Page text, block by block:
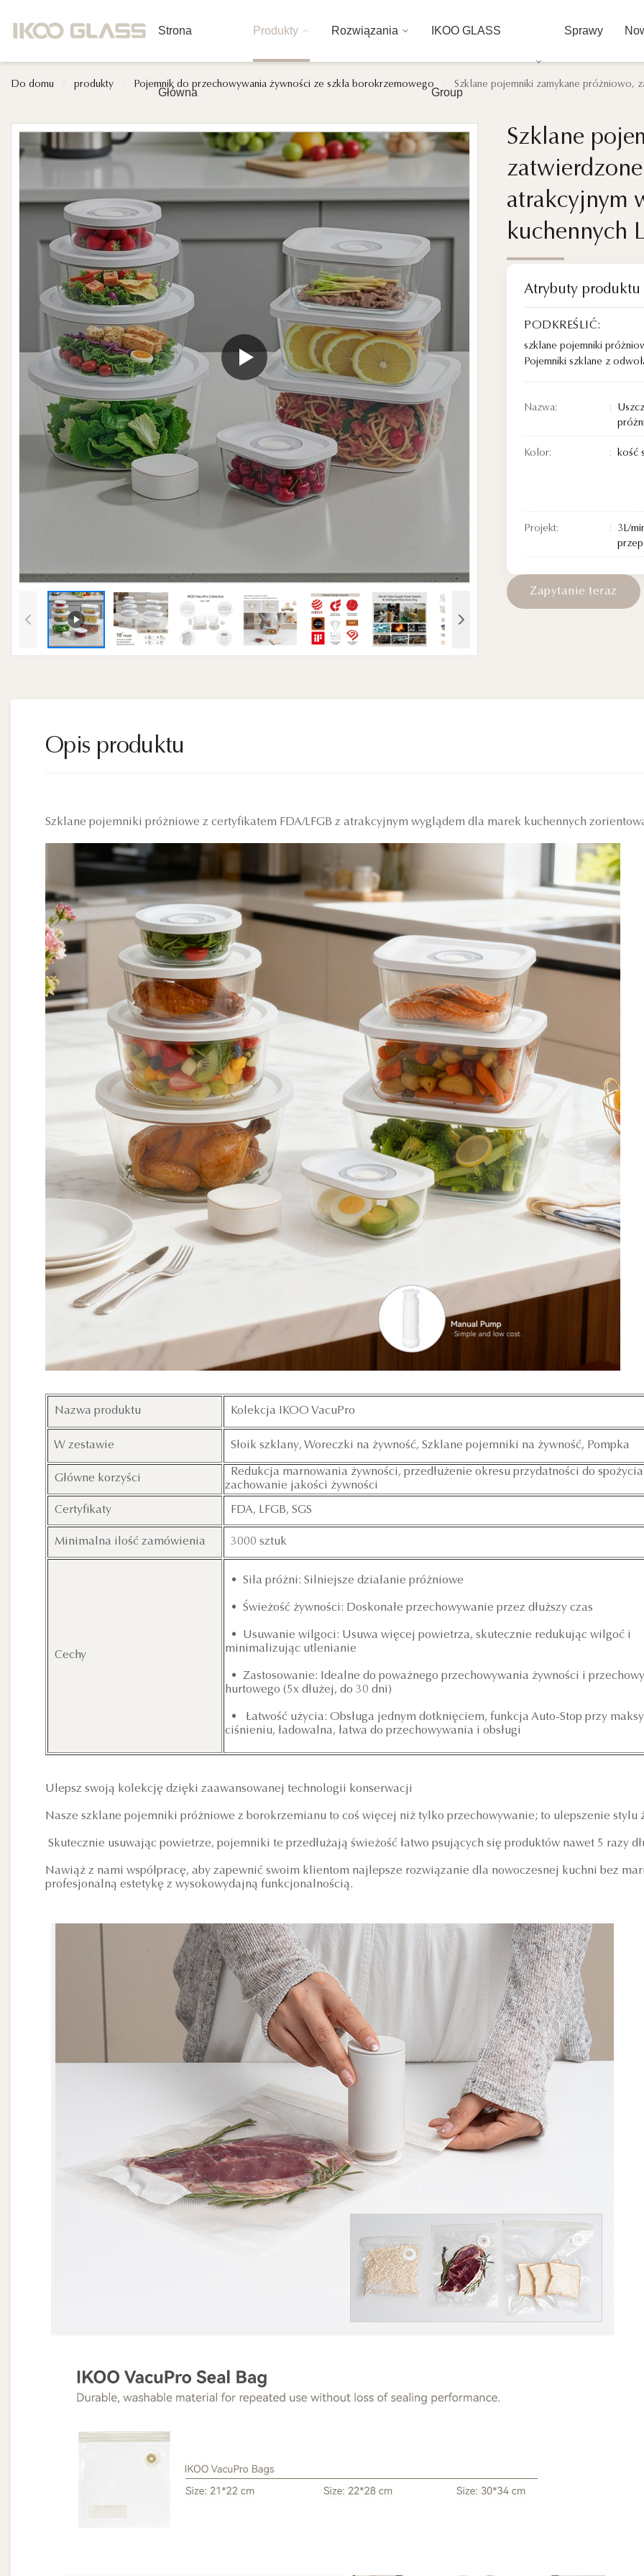
Strona
Główna
Produkty Rozwiązania IKOO GLASS
Group
Sprawy
Do domu produkty Pojemnik do przechowywania żywności ze szkła borokrzemowego Szklane pojemniki zamykane próżniowo,
Szklane
atrakcyjnym
kuchennych
Szklane
atrakcyjnym
kuchennych
Atrybuty produktu
PODKREŚLIĆ:
szklane pojemniki
Pojemniki szklane z
Nazwa:
Kolor: kość
Projekt:
3L/
Zapytanie teraz
Opis produktu
Szklane pojemniki próżniowe z certyfikatem FDA/LFGB z atrakcyjnym wyglądem dla marek kuchennych
Nazwa produktu Kolekcja IKOO VacuPro
W zestawie Słoik szklany, Woreczki na żywność, Szklane pojemniki na żywność, Pompka
Główne korzyści
Redukcja marnowania żywności, przedłużenie okresu przydatności do
zachowanie jakości żywności
Certyfikaty FDA, LFGB, SGS
Minimalna ilość zamówienia 3000 sztuk
Cechy
• Siła próżni: Silniejsze działanie próżniowe
• Świeżość żywności: Doskonałe przechowywanie przez dłuższy czas
• Usuwanie wilgoci: Usuwa więcej powietrza, skutecznie redukując wilgoć i
minimalizując utlenianie
• Zastosowanie: Idealne do poważnego przechowywania żywności i
hurtowego (5x dłużej, do 30 dni)
• Łatwość użycia: Obsługa jednym dotknięciem, funkcja Auto-Stop przy
ciśnieniu, ładowalna, łatwa do przechowywania i obsługi
Ulepsz swoją kolekcję dzięki zaawansowanej technologii konserwacji
Nasze szklane pojemniki próżniowe z borokrzemianu to coś więcej niż tylko przechowywanie; to ulepszenie stylu
Skutecznie usuwając powietrze, pojemniki te przedłużają świeżość łatwo psujących się produktów nawet 5 razy
Nawiąż z nami współpracę, aby zapewnić swoim klientom najlepsze rozwiązanie dla nowoczesnej kuchni bez
profesjonalną estetykę z wysokowydajną funkcjonalnością.